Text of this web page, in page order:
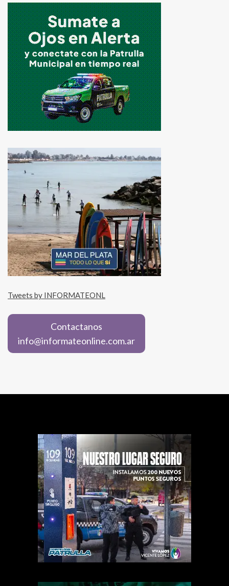
Tweets by INFORMATEONL
Contactanos
info@informateonline.com.ar